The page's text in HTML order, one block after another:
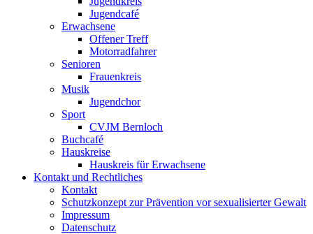
Jugendcafé
Erwachsene
Offener Treff
Motorradfahrer
Senioren
Frauenkreis
Musik
Jugendchor
Sport
CVJM Bernloch
Buchcafé
Hauskreise
Hauskreis für Erwachsene
Kontakt und Rechtliches
Kontakt
Schutzkonzept zur Prävention vor sexualisierter Gewalt
Impressum
Datenschutz